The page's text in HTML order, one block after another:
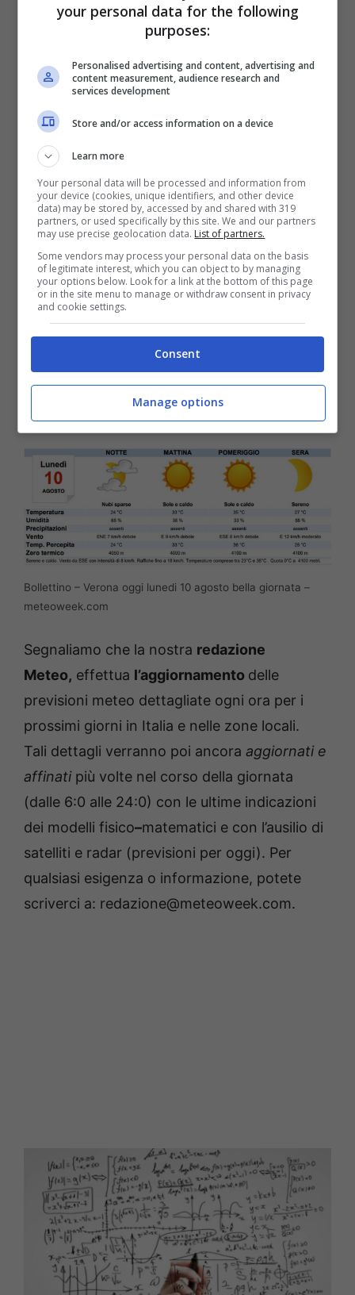
Clicca QUI meteolunedì 10 agostoItalia
In provincia di Veronaun campo di alta
pressione rinnova condizioni di bel tempo
tipicamente estivo sul Nordest. Non escluso
qualche temporale di calore sulle Dolomiti nel
tardo pomeriggio. Temperature stazionarie,
clima caldo e afoso in pianura. Venti deboli a
regime di brezza. Mare Adriatico calmo o
quasi.
Bollettino – Verona oggi lunedi 10 agosto bella giornata –
meteoweek.com
Segnaliamo che la nostra redazione
Meteo, effettua l’aggiornamento delle
previsioni meteo dettagliate ogni ora per i
prossimi giorni in Italia e nelle zone locali.
Tali dettagli verranno poi ancora aggiornati e
affinatipiù volte nel corso della giornata
(dalle 6:0 alle 24:0) con le ultime indicazioni
dei modelli fisico–matematici e con l’ausilio di
satelliti e radar (previsioni per oggi). Per
qualsiasi esigenza o informazione, potete
scriverci a: redazione@meteoweek.com.
your personal data for the following
purposes:
Personalised advertising and content, advertising and
content measurement, audience research and
services development
Store and/or access information on a device
Learn more
Your personal data will be processed and information from
your device (cookies, unique identifiers, and other device
data) may be stored by, accessed by and shared with 319
partners, or used specifically by this site. We and our partners
may use precise geolocation data. List of partners.
Some vendors may process your personal data on the basis
of legitimate interest, which you can object to by managing
your options below. Look for a link at the bottom of this page
or in the site menu to manage or withdraw consent in privacy
and cookie settings.
Consent
Manage options